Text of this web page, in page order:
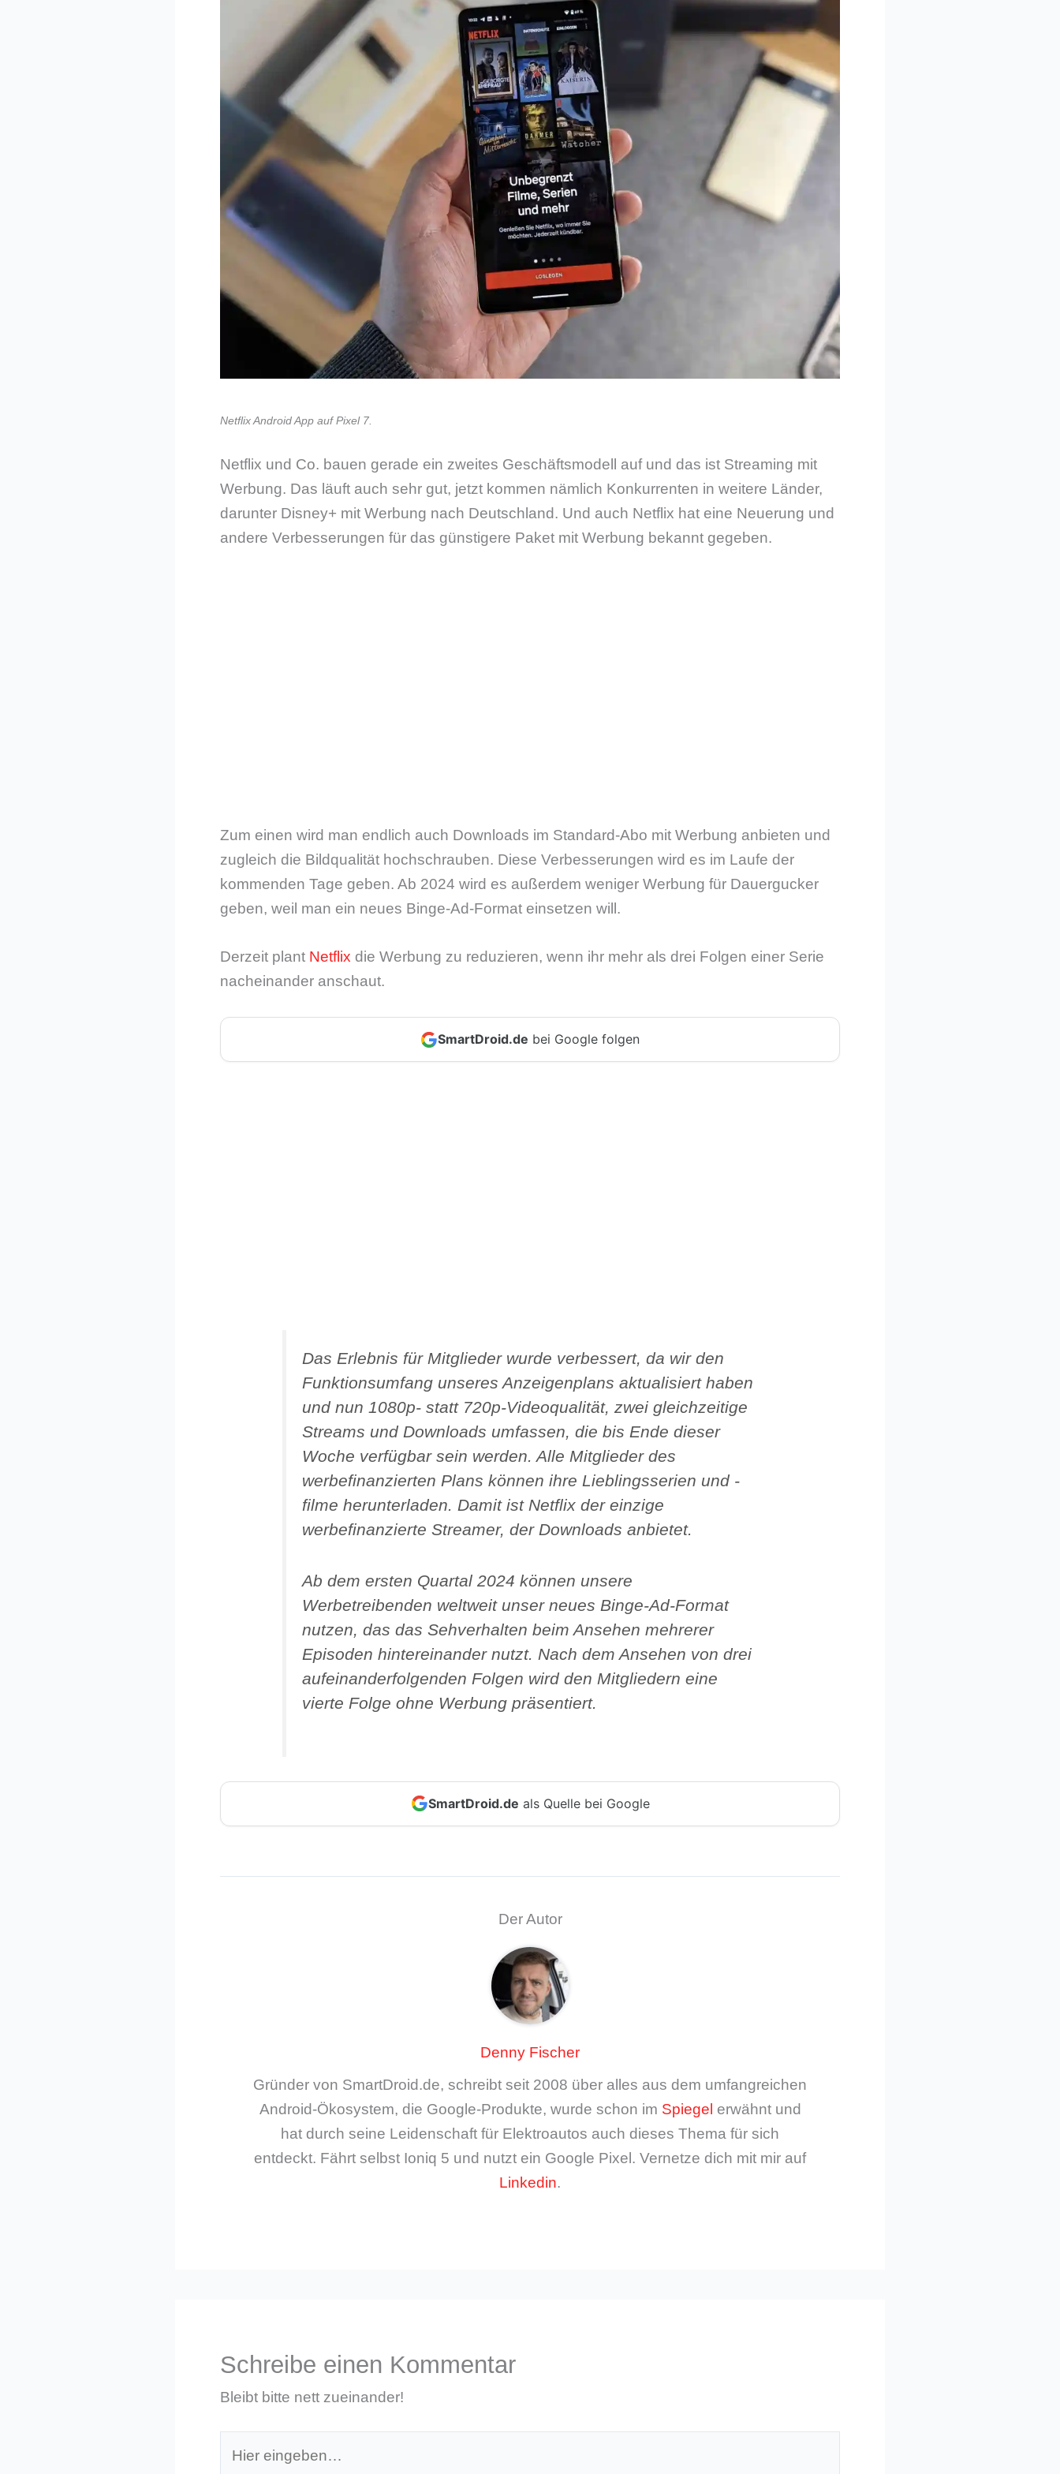
Netflix Android App auf Pixel 7.
Netflix und Co. bauen gerade ein zweites Geschäftsmodell auf und das ist Streaming mit
Werbung. Das läuft auch sehr gut, jetzt kommen nämlich Konkurrenten in weitere Länder,
darunter Disney+ mit Werbung nach Deutschland. Und auch Netflix hat eine Neuerung und
andere Verbesserungen für das günstigere Paket mit Werbung bekannt gegeben.
Zum einen wird man endlich auch Downloads im Standard-Abo mit Werbung anbieten und
zugleich die Bildqualität hochschrauben. Diese Verbesserungen wird es im Laufe der
kommenden Tage geben. Ab 2024 wird es außerdem weniger Werbung für Dauergucker
geben, weil man ein neues Binge-Ad-Format einsetzen will.
Derzeit plant Netflix die Werbung zu reduzieren, wenn ihr mehr als drei Folgen einer Serie
nacheinander anschaut.
SmartDroid.de bei Google folgen
Das Erlebnis für Mitglieder wurde verbessert, da wir den
Funktionsumfang unseres Anzeigenplans aktualisiert haben
und nun 1080p- statt 720p-Videoqualität, zwei gleichzeitige
Streams und Downloads umfassen, die bis Ende dieser
Woche verfügbar sein werden. Alle Mitglieder des
werbefinanzierten Plans können ihre Lieblingsserien und -
filme herunterladen. Damit ist Netflix der einzige
werbefinanzierte Streamer, der Downloads anbietet.
Ab dem ersten Quartal 2024 können unsere
Werbetreibenden weltweit unser neues Binge-Ad-Format
nutzen, das das Sehverhalten beim Ansehen mehrerer
Episoden hintereinander nutzt. Nach dem Ansehen von drei
aufeinanderfolgenden Folgen wird den Mitgliedern eine
vierte Folge ohne Werbung präsentiert.
SmartDroid.de als Quelle bei Google
Der Autor
Denny Fischer
Gründer von SmartDroid.de, schreibt seit 2008 über alles aus dem umfangreichen
Android-Ökosystem, die Google-Produkte, wurde schon im Spiegel erwähnt und
hat durch seine Leidenschaft für Elektroautos auch dieses Thema für sich
entdeckt. Fährt selbst Ioniq 5 und nutzt ein Google Pixel. Vernetze dich mit mir auf
Linkedin.
Schreibe einen Kommentar
Bleibt bitte nett zueinander!
eingeben…